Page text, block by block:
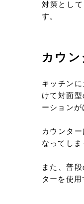
対策とし
す。
カウ
キッチン
けて対面
ーションが
カウンタ
なってし
また、普
ターを使